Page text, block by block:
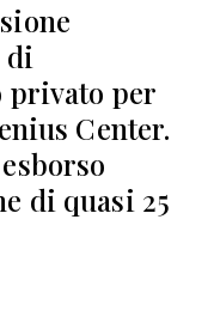
di
privato per
Center.
di quasi 25